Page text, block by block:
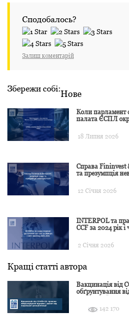
Сподобалось?
Залиш коментарій
Збережи собі:Нове
Коли парламент
палата ЄСПЛ
18 Липня 2026
Справа Fininvest
та презумпція
12 Січня 2026
INTERPOL та
CCF за 2024 рік
2 Січня 2026
Кращі статті автора
Вакцинація від
обґрунтування
142 170